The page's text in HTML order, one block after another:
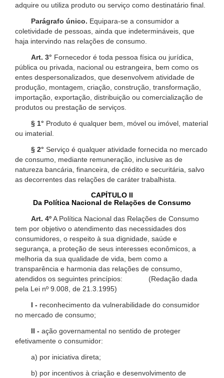
adquire ou utiliza produto ou serviço como destinatário final.
Parágrafo único. Equipara-se a consumidor a
coletividade de pessoas, ainda que indetermináveis, que
haja intervindo nas relações de consumo.
Art. 3° Fornecedor é toda pessoa física ou jurídica,
pública ou privada, nacional ou estrangeira, bem como os
entes despersonalizados, que desenvolvem atividade de
produção, montagem, criação, construção, transformação,
importação, exportação, distribuição ou comercialização de
produtos ou prestação de serviços.
§ 1° Produto é qualquer bem, móvel ou imóvel, material
ou imaterial.
§ 2° Serviço é qualquer atividade fornecida no mercado
de consumo, mediante remuneração, inclusive as de
natureza bancária, financeira, de crédito e securitária, salvo
as decorrentes das relações de caráter trabalhista.
CAPÍTULO II
Da Política Nacional de Relações de Consumo
Art. 4ºA Política Nacional das Relações de Consumo
tem por objetivo o atendimento das necessidades dos
consumidores, o respeito à sua dignidade, saúde e
segurança, a proteção de seus interesses econômicos, a
melhoria da sua qualidade de vida, bem como a
transparência e harmonia das relações de consumo,
atendidos os seguintes princípios: (Redação dada
pela Lei nº 9.008, de 21.3.1995)
I - reconhecimento da vulnerabilidade do consumidor
no mercado de consumo;
II - ação governamental no sentido de proteger
efetivamente o consumidor:
a) por iniciativa direta;
b) por incentivos à criação e desenvolvimento de